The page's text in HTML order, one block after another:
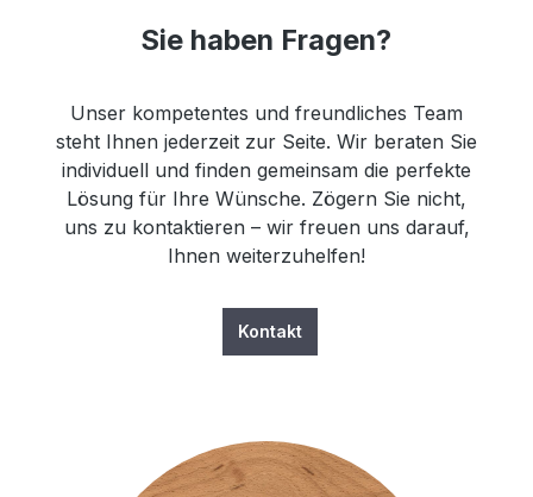
Sie haben Fragen?
Unser kompetentes und freundliches Team
steht Ihnen jederzeit zur Seite. Wir beraten Sie
individuell und finden gemeinsam die perfekte
Lösung für Ihre Wünsche. Zögern Sie nicht,
uns zu kontaktieren – wir freuen uns darauf,
Ihnen weiterzuhelfen!
Kontakt